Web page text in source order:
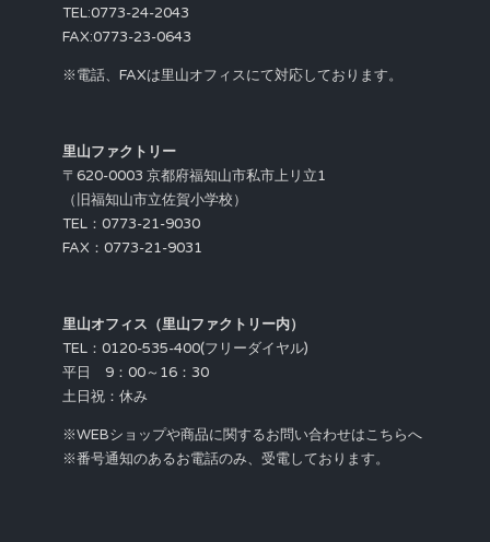
TEL:0773-24-2043
FAX:0773-23-0643
※電話、FAXは里山オフィスにて対応しております。
里山ファクトリー
〒620-0003 京都府福知山市私市上リ立1
（旧福知山市立佐賀小学校）
TEL：0773-21-9030
FAX：0773-21-9031
里山オフィス（里山ファクトリー内）
TEL：0120-535-400(フリーダイヤル)
平日 9：00～16：30
土日祝：休み
※WEBショップや商品に関するお問い合わせはこちらへ
※番号通知のあるお電話のみ、受電しております。